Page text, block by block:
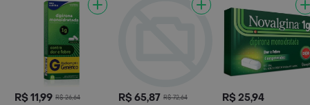
R$ 11,99 R$ 26,64 R$ 65,87 R$ 72,64 R$ 25,94